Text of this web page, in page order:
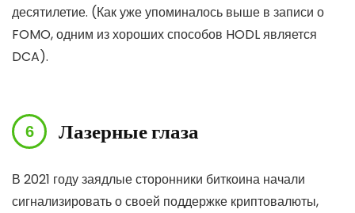
десятилетие. (Как уже упоминалось выше в записи о
FOMO, одним из хороших способов HODL является
DCA).
Лазерные глаза
В 2021 году заядлые сторонники биткоина начали
сигнализировать о своей поддержке криптовалюты,